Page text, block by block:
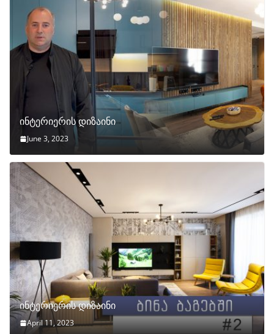
ინტერიერის დიზაინი
June 3, 2023
ინტერიერის დიზაინი
April 11, 2023